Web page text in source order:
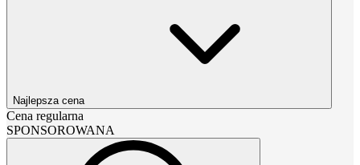
Najlepsza cena
Cena regularna
SPONSOROWANA